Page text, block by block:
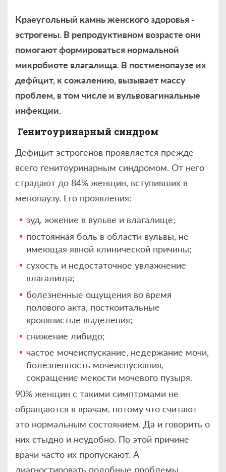
Краеугольный камнь женского здоровья -
эстрогены. В репродуктивном возрасте они
помогают формироваться нормальной
микробиоте влагалища. В постменопаузе их
дефйцит, к сожалению, вызывает массу
проблем, в том числе и вульвовагинальные
инфекции.
Генитоуринарный синдром
Дефицит эстрогенов проявляется прежде
всего генитоуринарным синдромом. От него
страдают до 84% женщин, вступивших в
менопаузу. Его проявления:
зуд, жжение в вульве и влагалище;
постоянная боль в области вульвы, не
имеющая явной клинической причины;
сухость и недостаточное увлажнение
влагалища;
болезненные ощущения во время
полового акта, посткоитальные
кровянистые выделения;
снижение либидо;
частое мочеиспускание, недержание мочи,
болезненность мочеиспускания,
сокращение мекости мочевого пузыря.
90% женщин с такими симптомами не
обращаются к врачам, потому что считают
это нормальным состоянием. Да и говорить о
них стыдно и неудобно. По этой причине
врачи часто их пропускают. А
диагностировать подобные проблемы